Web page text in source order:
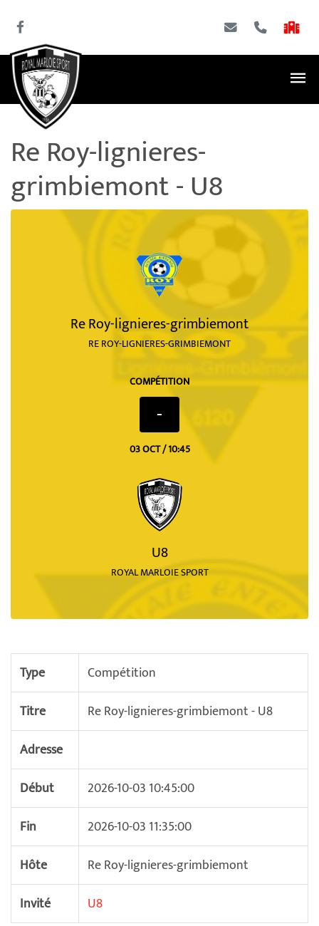
Re Roy-lignieres-
grimbiemont - U8
Re Roy-lignieres-grimbiemont
RE ROY-LIGNIERES-GRIMBIEMONT
COMPÉTITION
-
03 OCT / 10:45
U8
ROYAL MARLOIE SPORT
Type
Compétition
Titre
Re Roy-lignieres-grimbiemont - U8
Adresse
Début
2026-10-03 10:45:00
Fin
2026-10-03 11:35:00
Hôte
Re Roy-lignieres-grimbiemont
Invité
U8